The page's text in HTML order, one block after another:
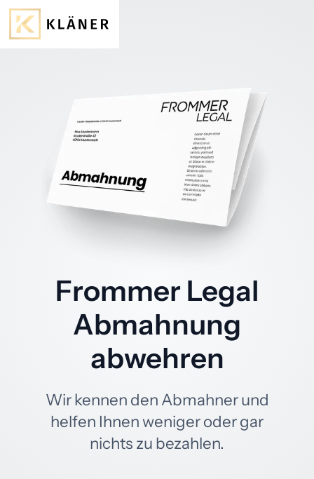
Frommer Legal
Abmahnung
abwehren
Wir kennen den Abmahner und
helfen Ihnen weniger oder gar
nichts zu bezahlen.